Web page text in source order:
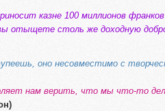
казне 100 миллионов
отыщете столь же доходную
оно несовместимо с
нам верить, что мы что-то